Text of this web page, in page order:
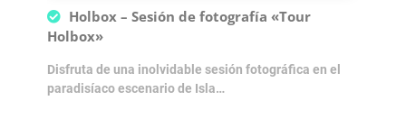
Holbox – Sesión de fotografía «Tour
Holbox»
Disfruta de una inolvidable sesión fotográfica en el
paradisíaco escenario de Isla…